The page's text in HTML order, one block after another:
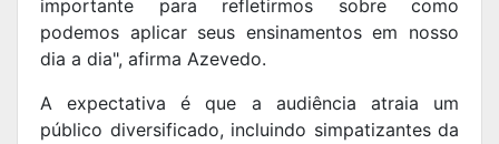
importante para refletirmos sobre como
podemos aplicar seus ensinamentos em nosso
dia a dia", afirma Azevedo.
A expectativa é que a audiência atraia um
público diversificado, incluindo simpatizantes da